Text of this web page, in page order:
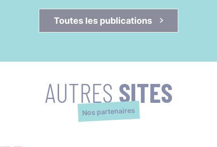
Toutes les publications
AUTRES SITES
Nos partenaires